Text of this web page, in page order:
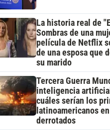
La historia real de
Sombras de una
película de Netflix
de una esposa que
su marido
Tercera Guerra
inteligencia
cuáles serían los
latinoamericanos
derrotados